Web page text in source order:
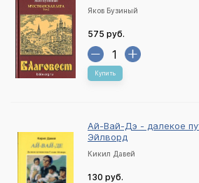
Яков Бузиный
575 руб.
Купить
Ай-Вай-Дэ - далекое
Эйлворд
Кикил Давей
130 руб.